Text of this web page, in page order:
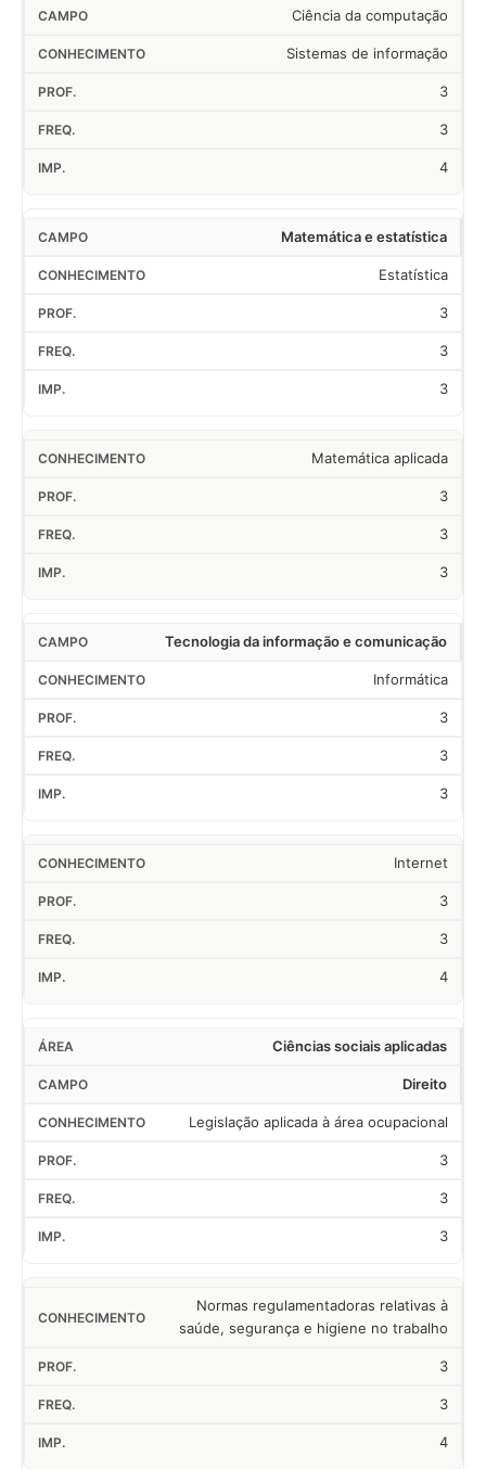
Ciência da computação
Sistemas de informação
3
3
4
Matemática e estatística
Estatística
3
3
3
Matemática aplicada
3
3
3
Tecnologia da informação e comunicação
Informática
3
3
3
Internet
3
3
4
Ciências sociais aplicadas
Direito
Legislação aplicada à área ocupacional
3
3
3
Normas regulamentadoras relativas à
saúde, segurança e higiene no trabalho
3
3
4